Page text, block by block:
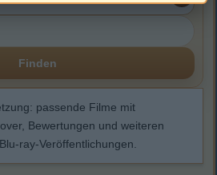
Finden
passende Filme mit
Bewertungen und weiteren
ray-Veröffentlichungen.